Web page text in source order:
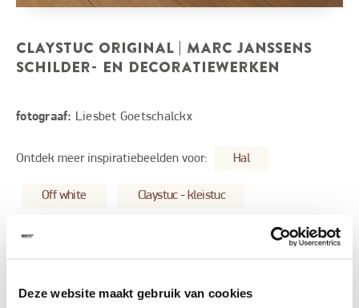
Deze website maakt gebruik van cookies
CLAYSTUC ORIGINAL | MARC JANSSENS
SCHILDER- EN DECORATIEWERKEN
fotograaf: Liesbet Goetschalckx
Ontdek meer inspiratiebeelden voor: Hal
Off white Claystuc - kleistuc